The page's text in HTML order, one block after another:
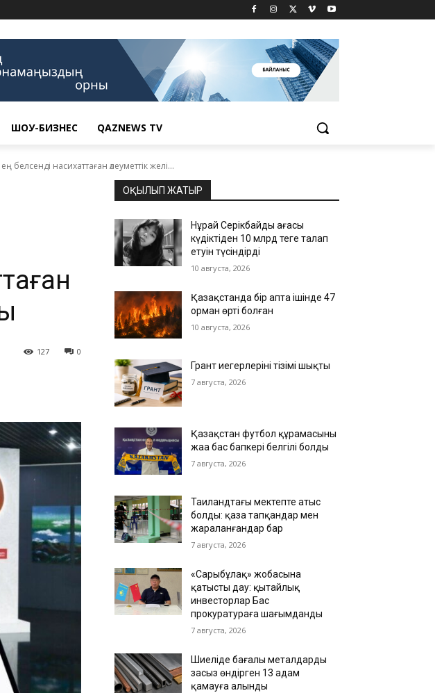
ШОУ-БИЗНЕС QAZNEWS TV
насихаттаған әлеуметтік желі...
0
127
ОҚЫЛЫП ЖАТЫР
Нұрай Серікбайдың ағасы
күдіктіден 10 млрд теңге талап
етуін түсіндірді
10 августа, 2026
Қазақстанда бір апта ішінде 47
орман өрті болған
10 августа, 2026
Грант иегерлерінің тізімі шықты
7 августа, 2026
Қазақстан футбол құрамасының
жаңа бас бапкері белгілі болды
7 августа, 2026
Таиландтағы мектепте атыс
болды: қаза тапқандар мен
жараланғандар бар
7 августа, 2026
«Сарыбұлақ» жобасына
қатысты дау: қытайлық
инвесторлар Бас
прокуратураға шағымданды
7 августа, 2026
Шиеліде бағалы металдарды
заңсыз өндірген 13 адам
қамауға алынды